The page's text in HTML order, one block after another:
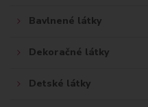
Bavlnené látky
Dekoračné látky
Detské látky